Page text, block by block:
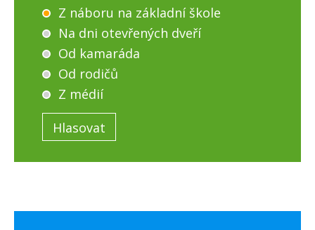
Z náboru na základní škole
Na dni otevřených dveří
Od kamaráda
Od rodičů
Z médií